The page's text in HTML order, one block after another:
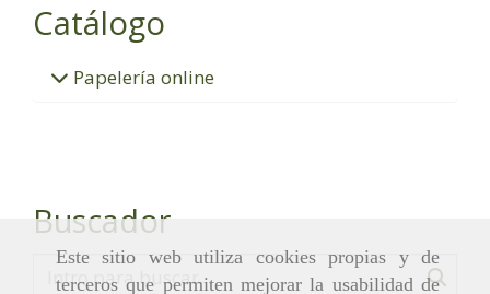
Este sitio web utiliza cookies propias y de
terceros que permiten mejorar la usabilidad de
Catálogo
Papelería online
Buscador